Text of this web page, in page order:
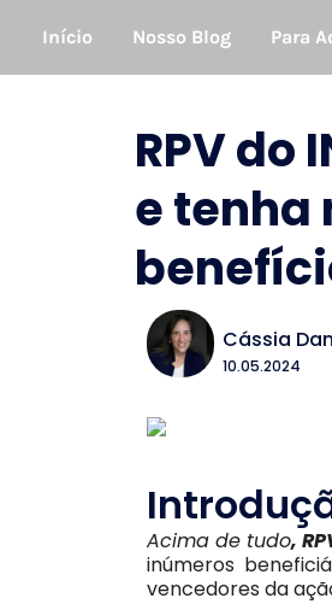
Início Nosso Blog Para
RPV do
e tenha
Cássia
10.05.2024
Acima de tudo,
inúmeros
vencedores da